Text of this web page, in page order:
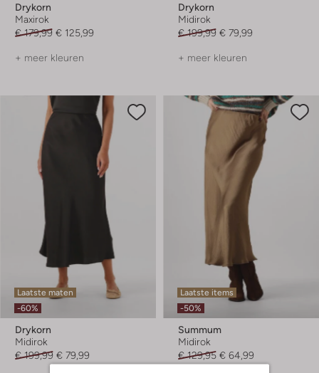
Drykorn
Maxirok
€ 179,99 € 125,99
+ meer kleuren
Drykorn
Midirok
€ 199,99 € 79,99
+ meer kleuren
Laatste maten
-60%
Drykorn
Midirok
€ 199,99 € 79,99
Laatste items
-50%
Summum
Midirok
€ 129,95 € 64,99